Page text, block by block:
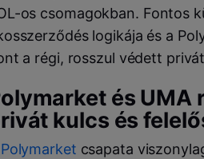
os csomagokban. Fontos
logikája és a
a régi, rosszul védett
és UMA
kulcs és
Polymarket csapata